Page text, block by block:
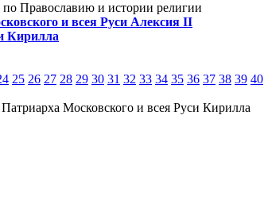
Православию и истории религии
и всея Руси Алексия II
Кирилла
25 26 27 28 29 30 31 32 33 34 35 36 37 38 39 40
Московского и всея Руси Кирилла